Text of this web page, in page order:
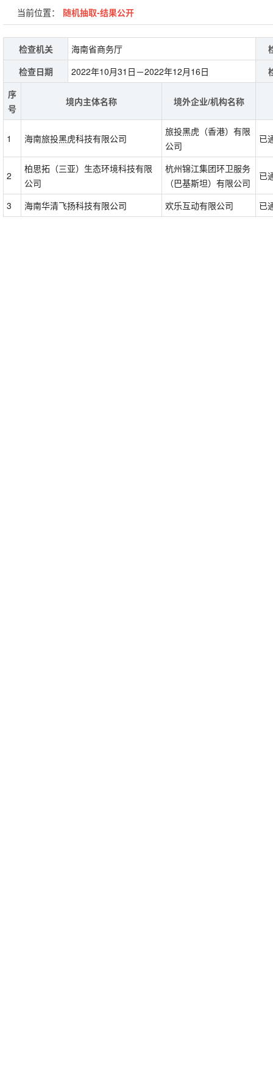
当前位置： 随机抽取-结果公开
检查机关 海南省商务厅
检查日期
2022年10月31日－2022年12月16日
序
号
境内主体名称 境外企业/机构名称
1 海南旅投黑虎科技有限公司
旅投黑虎（香港）有限
公司
已
2
柏思拓（三亚）生态环境科技有限
公司
杭州锦江集团环卫服务
（巴基斯坦）有限公司
已
3 海南华清飞扬科技有限公司 欢乐互动有限公司 已